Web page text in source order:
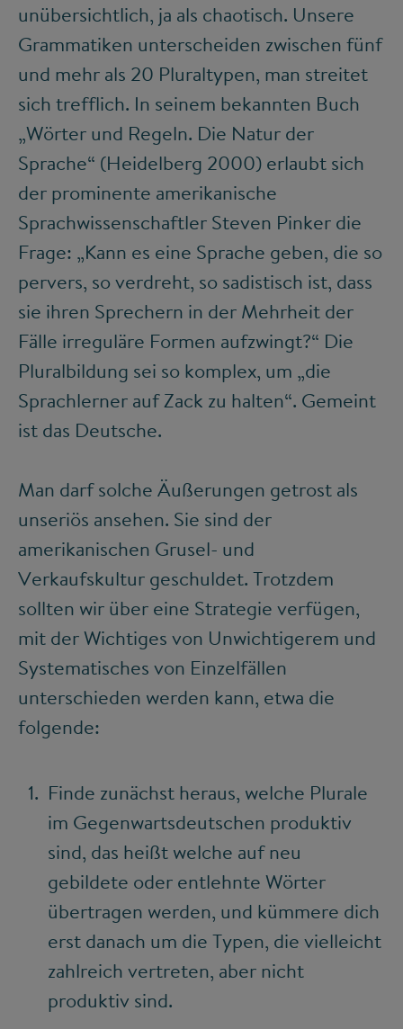
unübersichtlich, ja als chaotisch. Unsere
Grammatiken unterscheiden zwischen fünf
und mehr als 20 Pluraltypen, man streitet
sich trefflich. In seinem bekannten Buch
„Wörter und Regeln. Die Natur der
Sprache“ (Heidelberg 2000) erlaubt sich
der prominente amerikanische
Sprachwissenschaftler Steven Pinker die
Frage: „Kann es eine Sprache geben, die so
pervers, so verdreht, so sadistisch ist, dass
sie ihren Sprechern in der Mehrheit der
Fälle irreguläre Formen aufzwingt?“ Die
Pluralbildung sei so komplex, um „die
Sprachlerner auf Zack zu halten“. Gemeint
ist das Deutsche.
Man darf solche Äußerungen getrost als
unseriös ansehen. Sie sind der
amerikanischen Grusel- und
Verkaufskultur geschuldet. Trotzdem
sollten wir über eine Strategie verfügen,
mit der Wichtiges von Unwichtigerem und
Systematisches von Einzelfällen
unterschieden werden kann, etwa die
folgende:
Finde zunächst heraus, welche Plurale
im Gegenwartsdeutschen produktiv
sind, das heißt welche auf neu
gebildete oder entlehnte Wörter
übertragen werden, und kümmere dich
erst danach um die Typen, die vielleicht
zahlreich vertreten, aber nicht
produktiv sind.